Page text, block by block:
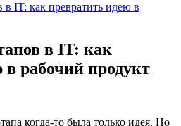
в IT: как превратить идею в
в IT: как
рабочий продукт